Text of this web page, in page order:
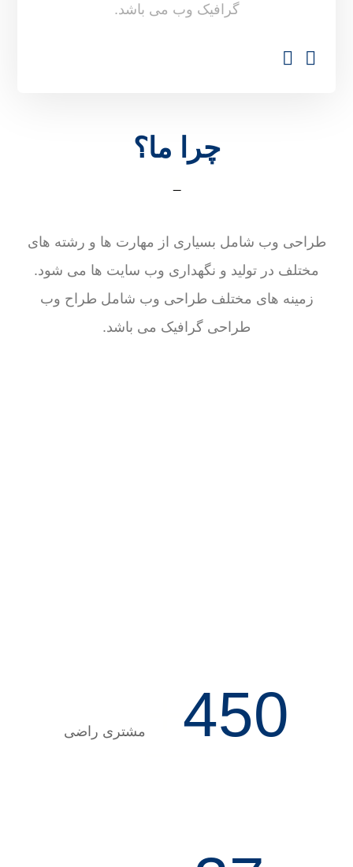
گرافیک وب می باشد.
چرا ما؟
طراحی وب شامل بسیاری از مهارت ها و رشته های
مختلف در تولید و نگهداری وب سایت ها می شود.
زمینه های مختلف طراحی وب شامل طراح وب
طراحی گرافیک می باشد.
450 مشتری راضی